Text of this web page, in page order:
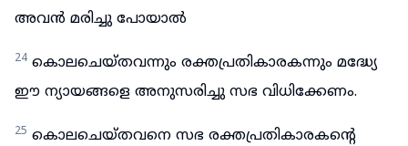
അവൻ മരിച്ചു പോയാൽ
24 കൊലചെയ്തവന്നും രക്തപ്രതികാരകന്നും മദ്ധ്യേ
ഈ ന്യായങ്ങളെ അനുസരിച്ചു സഭ വിധിക്കേണം.
25 കൊലചെയ്തവനെ സഭ രക്തപ്രതികാരകന്റെ